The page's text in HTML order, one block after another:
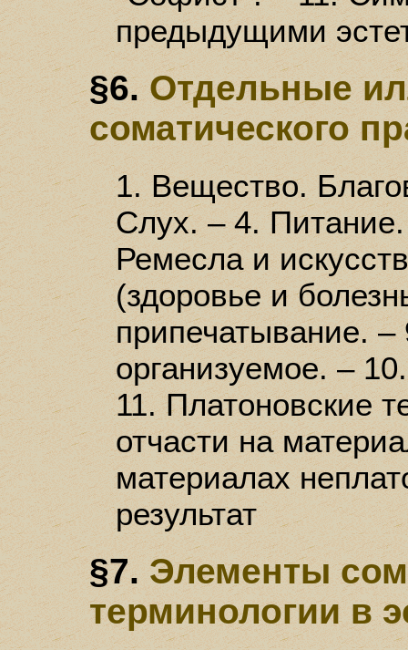
предыдущими
§6.Отдельные
соматического
1. Вещество.
Слух. – 4.
Ремесла и
(здоровье и
припечатывание.
организуемое. –
11. Платоновские
отчасти на
материалах
результат
§7. Элементы
терминологии в